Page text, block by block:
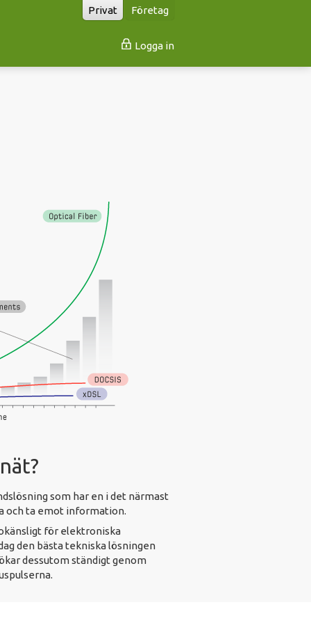
Logga in
Privat Företag
som har en i det närmast
och ta emot information.
för elektroniska
den bästa tekniska lösningen
dessutom ständigt genom